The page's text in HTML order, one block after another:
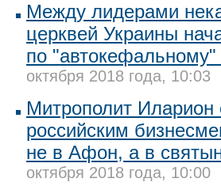
Между лидерами
церквей Украины
по
октября 2018 года, 10:03
Митрополит Иларион
российским
не в Афон, а в
октября 2018 года, 10:00